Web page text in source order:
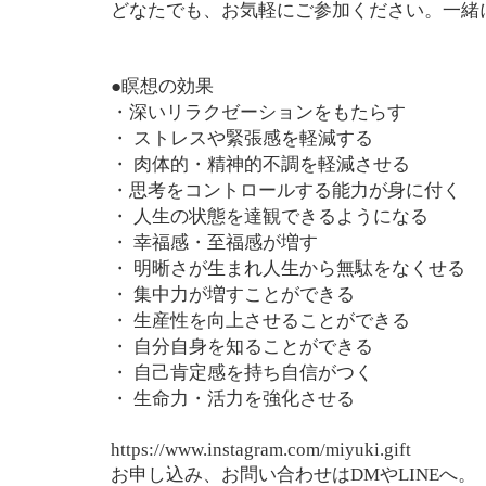
どなたでも、お気軽にご参加ください。一緒
●瞑想の効果
・深いリラクゼーションをもたらす
・ ストレスや緊張感を軽減する
・ 肉体的・精神的不調を軽減させる
・思考をコントロールする能力が身に付く
・ 人生の状態を達観できるようになる
・ 幸福感・至福感が増す
・ 明晰さが生まれ人生から無駄をなくせる
・ 集中力が増すことができる
・ 生産性を向上させることができる
・ 自分自身を知ることができる
・ 自己肯定感を持ち自信がつく
・ 生命力・活力を強化させる
https://www.instagram.com/miyuki.gift
お申し込み、お問い合わせはDMやLINEへ。